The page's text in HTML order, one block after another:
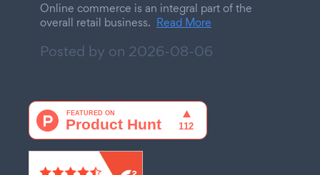
Online commerce is an integral part of the
overall retail business. Read More
Posted by on 2026-08-06